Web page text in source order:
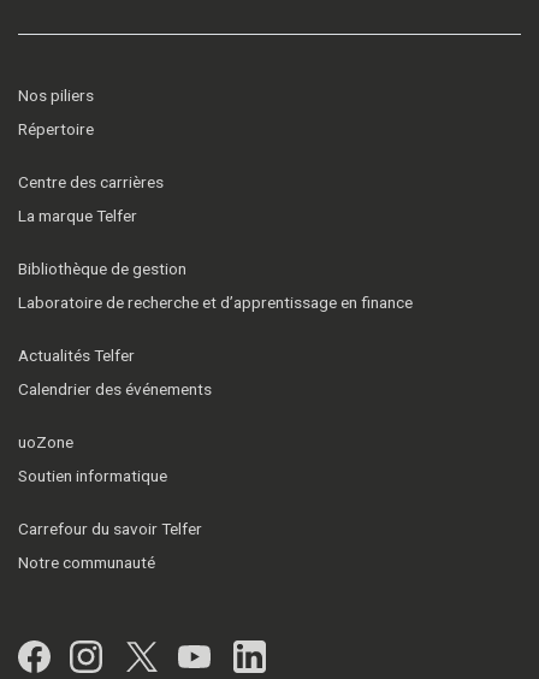
Nos piliers
Répertoire
Centre des carrières
La marque Telfer
Bibliothèque de gestion
Laboratoire de recherche et d’apprentissage en finance
Actualités Telfer
Calendrier des événements
uoZone
Soutien informatique
Carrefour du savoir Telfer
Notre communauté
Facebook
Instagram
Twitter
YouTubeLinkedIn